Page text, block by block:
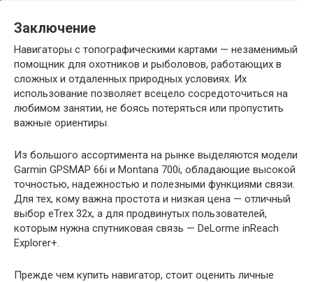
Заключение
Навигаторы с топографическими картами — незаменимый
помощник для охотников и рыболовов, работающих в
сложных и отдаленных природных условиях. Их
использование позволяет всецело сосредоточиться на
любимом занятии, не боясь потеряться или пропустить
важные ориентиры.
Из большого ассортимента на рынке выделяются модели
Garmin GPSMAP 66i и Montana 700i, обладающие высокой
точностью, надежностью и полезными функциями связи.
Для тех, кому важна простота и низкая цена — отличный
выбор eTrex 32x, а для продвинутых пользователей,
которым нужна спутниковая связь — DeLorme inReach
Explorer+.
Прежде чем купить навигатор, стоит оценить личные